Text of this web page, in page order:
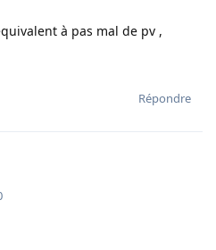
à pas mal de pv ,
Répondre